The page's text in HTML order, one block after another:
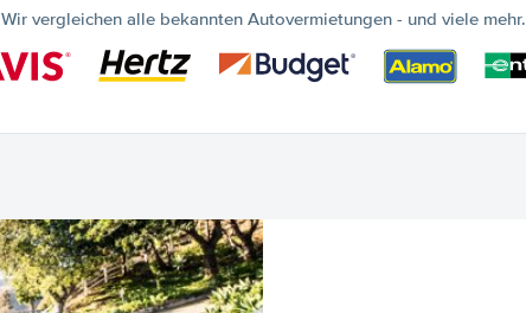
Wir vergleichen alle bekannten Autovermietungen - und viele mehr.